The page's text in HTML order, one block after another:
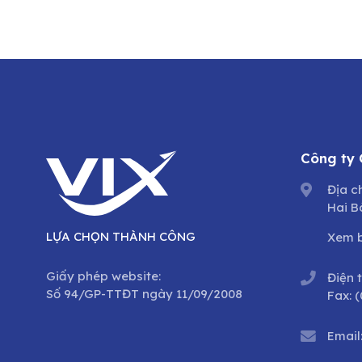
LỰA CHỌN THÀNH CÔNG
Giấy phép website:
Số 94/GP-TTĐT ngày 11/09/2008
Công ty
Địa
Hai
Xem
Điện
Fax: